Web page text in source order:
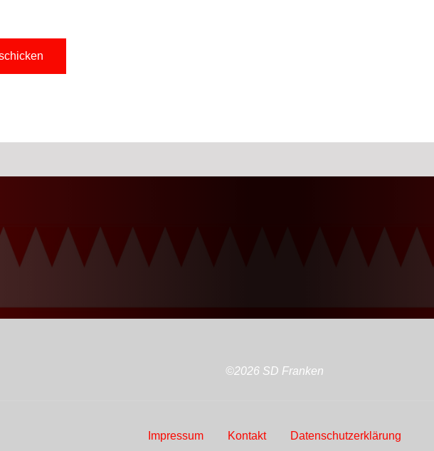
©2026 SD Franken
Impressum Kontakt Datenschutzerklärung